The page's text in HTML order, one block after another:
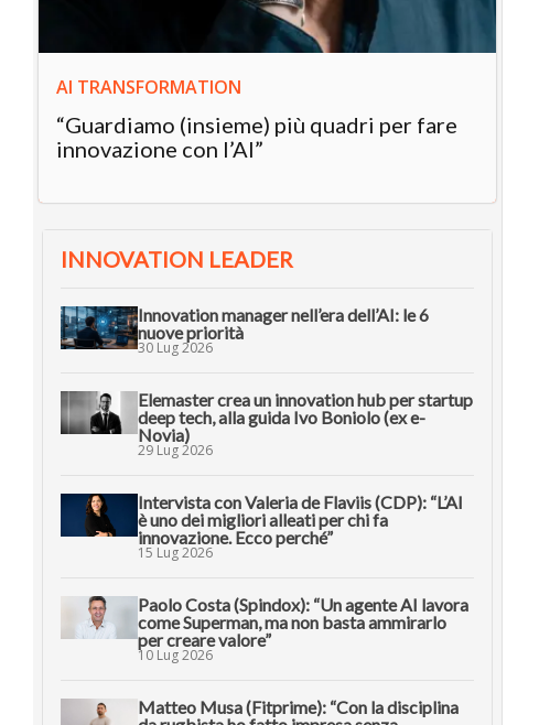
AI TRANSFORMATION
“Guardiamo (insieme) più quadri per fare
innovazione con l’AI”
INNOVATION LEADER
Innovation manager nell’era dell’AI: le 6
nuove priorità
30 Lug 2026
Elemaster crea un innovation hub per startup
deep tech, alla guida Ivo Boniolo (ex e-
Novia)
29 Lug 2026
Intervista con Valeria de Flaviis (CDP): “L’AI
è uno dei migliori alleati per chi fa
innovazione. Ecco perché”
15 Lug 2026
Paolo Costa (Spindox): “Un agente AI lavora
come Superman, ma non basta ammirarlo
per creare valore”
10 Lug 2026
Matteo Musa (Fitprime): “Con la disciplina